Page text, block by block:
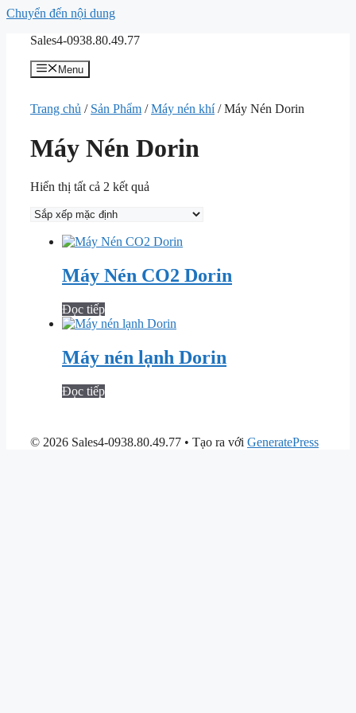
Chuyển đến nội dung
Sales4-0938.80.49.77
Menu
Trang chủ / Sản Phẩm /Máy nén khí/ Máy Nén Dorin
Máy Nén Dorin
Hiển thị tất cả 2 kết quả
Máy Nén CO2 Dorin
Đọc tiếp
Máy nén lạnh Dorin
Đọc tiếp
© 2026 Sales4-0938.80.49.77 • Tạo ra với GeneratePress